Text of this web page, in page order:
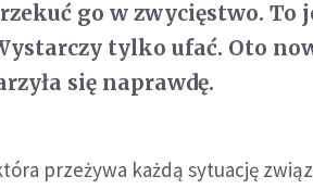
go w zwycięstwo. To
tylko ufać. Oto
się naprawdę.
przeżywa każdą sytuację